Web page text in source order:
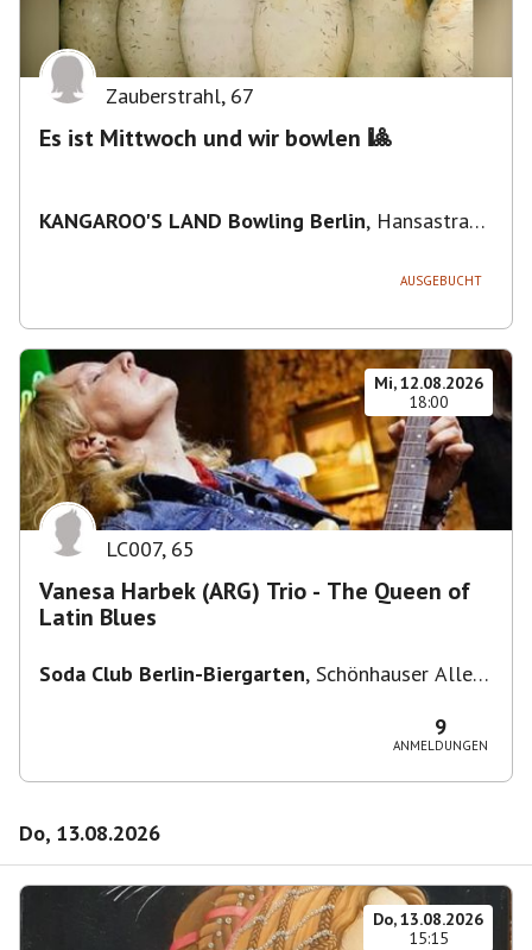
Zauberstrahl, 67
Es ist Mittwoch und wir bowlen 🎱
KANGAROO'S LAND Bowling Berlin, Hansastraße
AUSGEBUCHT
Mi, 12.08.2026
18:00
LC007, 65
Vanesa Harbek (ARG) Trio - The Queen of
Latin Blues
Soda Club Berlin-Biergarten, Schönhauser Allee
9
ANMELDUNGEN
Do, 13.08.2026
Do, 13.08.2026
15:15